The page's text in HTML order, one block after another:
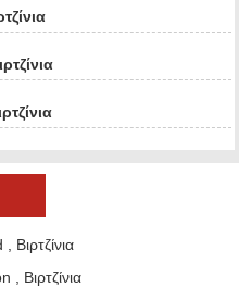
Βιρτζίνια
Βιρτζίνια